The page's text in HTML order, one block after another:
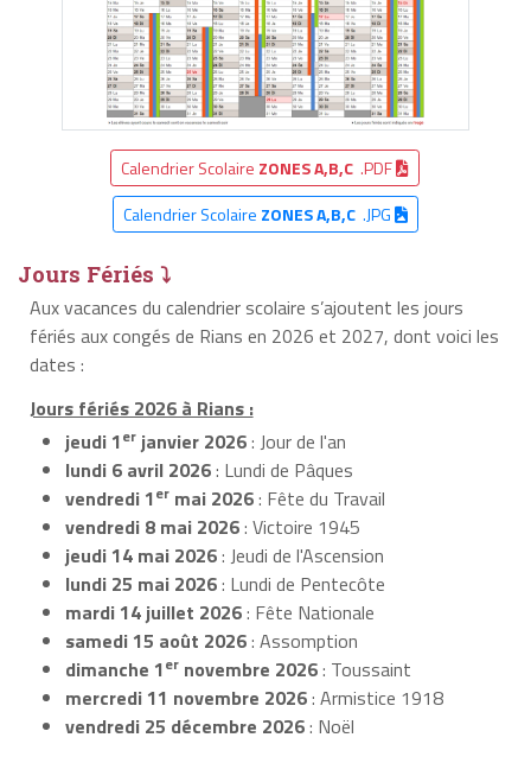
Calendrier Scolaire ZONES A,B,C .PDF
Calendrier Scolaire ZONES A,B,C.JPG
Jours Fériés ⤵
Aux vacances du calendrier scolaire s’ajoutent les jours
fériés aux congés de Rians en 2026 et 2027, dont voici les
dates :
Jours fériés 2026 à Rians :
jeudi 1er janvier 2026: Jour de l'an
lundi 6 avril 2026: Lundi de Pâques
vendredi 1er mai 2026: Fête du Travail
vendredi 8 mai 2026: Victoire 1945
jeudi 14 mai 2026: Jeudi de l'Ascension
lundi 25 mai 2026: Lundi de Pentecôte
mardi 14 juillet 2026: Fête Nationale
samedi 15 août 2026: Assomption
dimanche 1er novembre 2026: Toussaint
mercredi 11 novembre 2026: Armistice 1918
vendredi 25 décembre 2026: Noël